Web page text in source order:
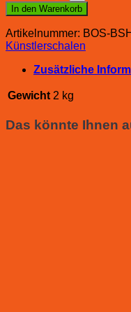
In den Warenkorb
Artikelnummer: BOS-
Künstlerschalen
Zusätzliche
Gewicht 2 kg
Das könnte Ihnen